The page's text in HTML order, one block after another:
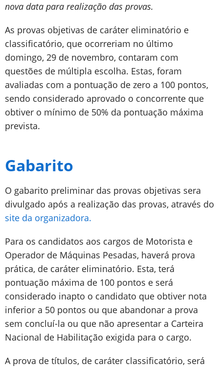
nova data para realização das provas.
As provas objetivas de caráter eliminatório e
classificatório, que ocorreriam no último
domingo, 29 de novembro, contaram com
questões de múltipla escolha. Estas, foram
avaliadas com a pontuação de zero a 100 pontos,
sendo considerado aprovado o concorrente que
obtiver o mínimo de 50% da pontuação máxima
prevista.
Gabarito
O gabarito preliminar das provas objetivas sera
divulgado após a realização das provas, através do
site da organizadora.
Para os candidatos aos cargos de Motorista e
Operador de Máquinas Pesadas, haverá prova
prática, de caráter eliminatório. Esta, terá
pontuação máxima de 100 pontos e será
considerado inapto o candidato que obtiver nota
inferior a 50 pontos ou que abandonar a prova
sem concluí-la ou que não apresentar a Carteira
Nacional de Habilitação exigida para o cargo.
A prova de títulos, de caráter classificatório, será